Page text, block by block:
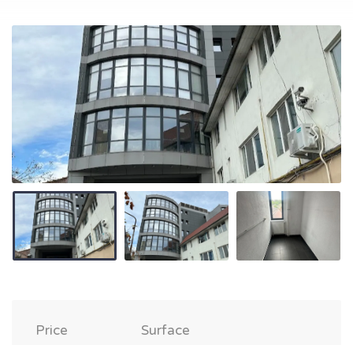
Price
Surface